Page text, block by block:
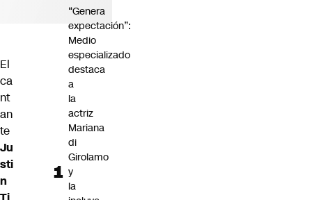
El
ca
nt
an
te
Ju
sti
n
“Genera
expectación”:
Medio
especializado
destaca
a
la
actriz
Mariana
di
Girolamo
y
la